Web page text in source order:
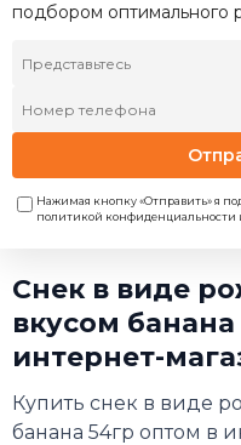
подбором оптимального
Нажимая кнопку «Отправить» я
политикой конфиденциальности
Снек в виде
вкусом
интернет-
Купить снек в виде
банана 54гр оптом в